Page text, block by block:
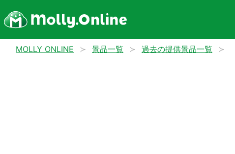
MOLLY ONLINE 景品一覧 過去の提供景品一覧